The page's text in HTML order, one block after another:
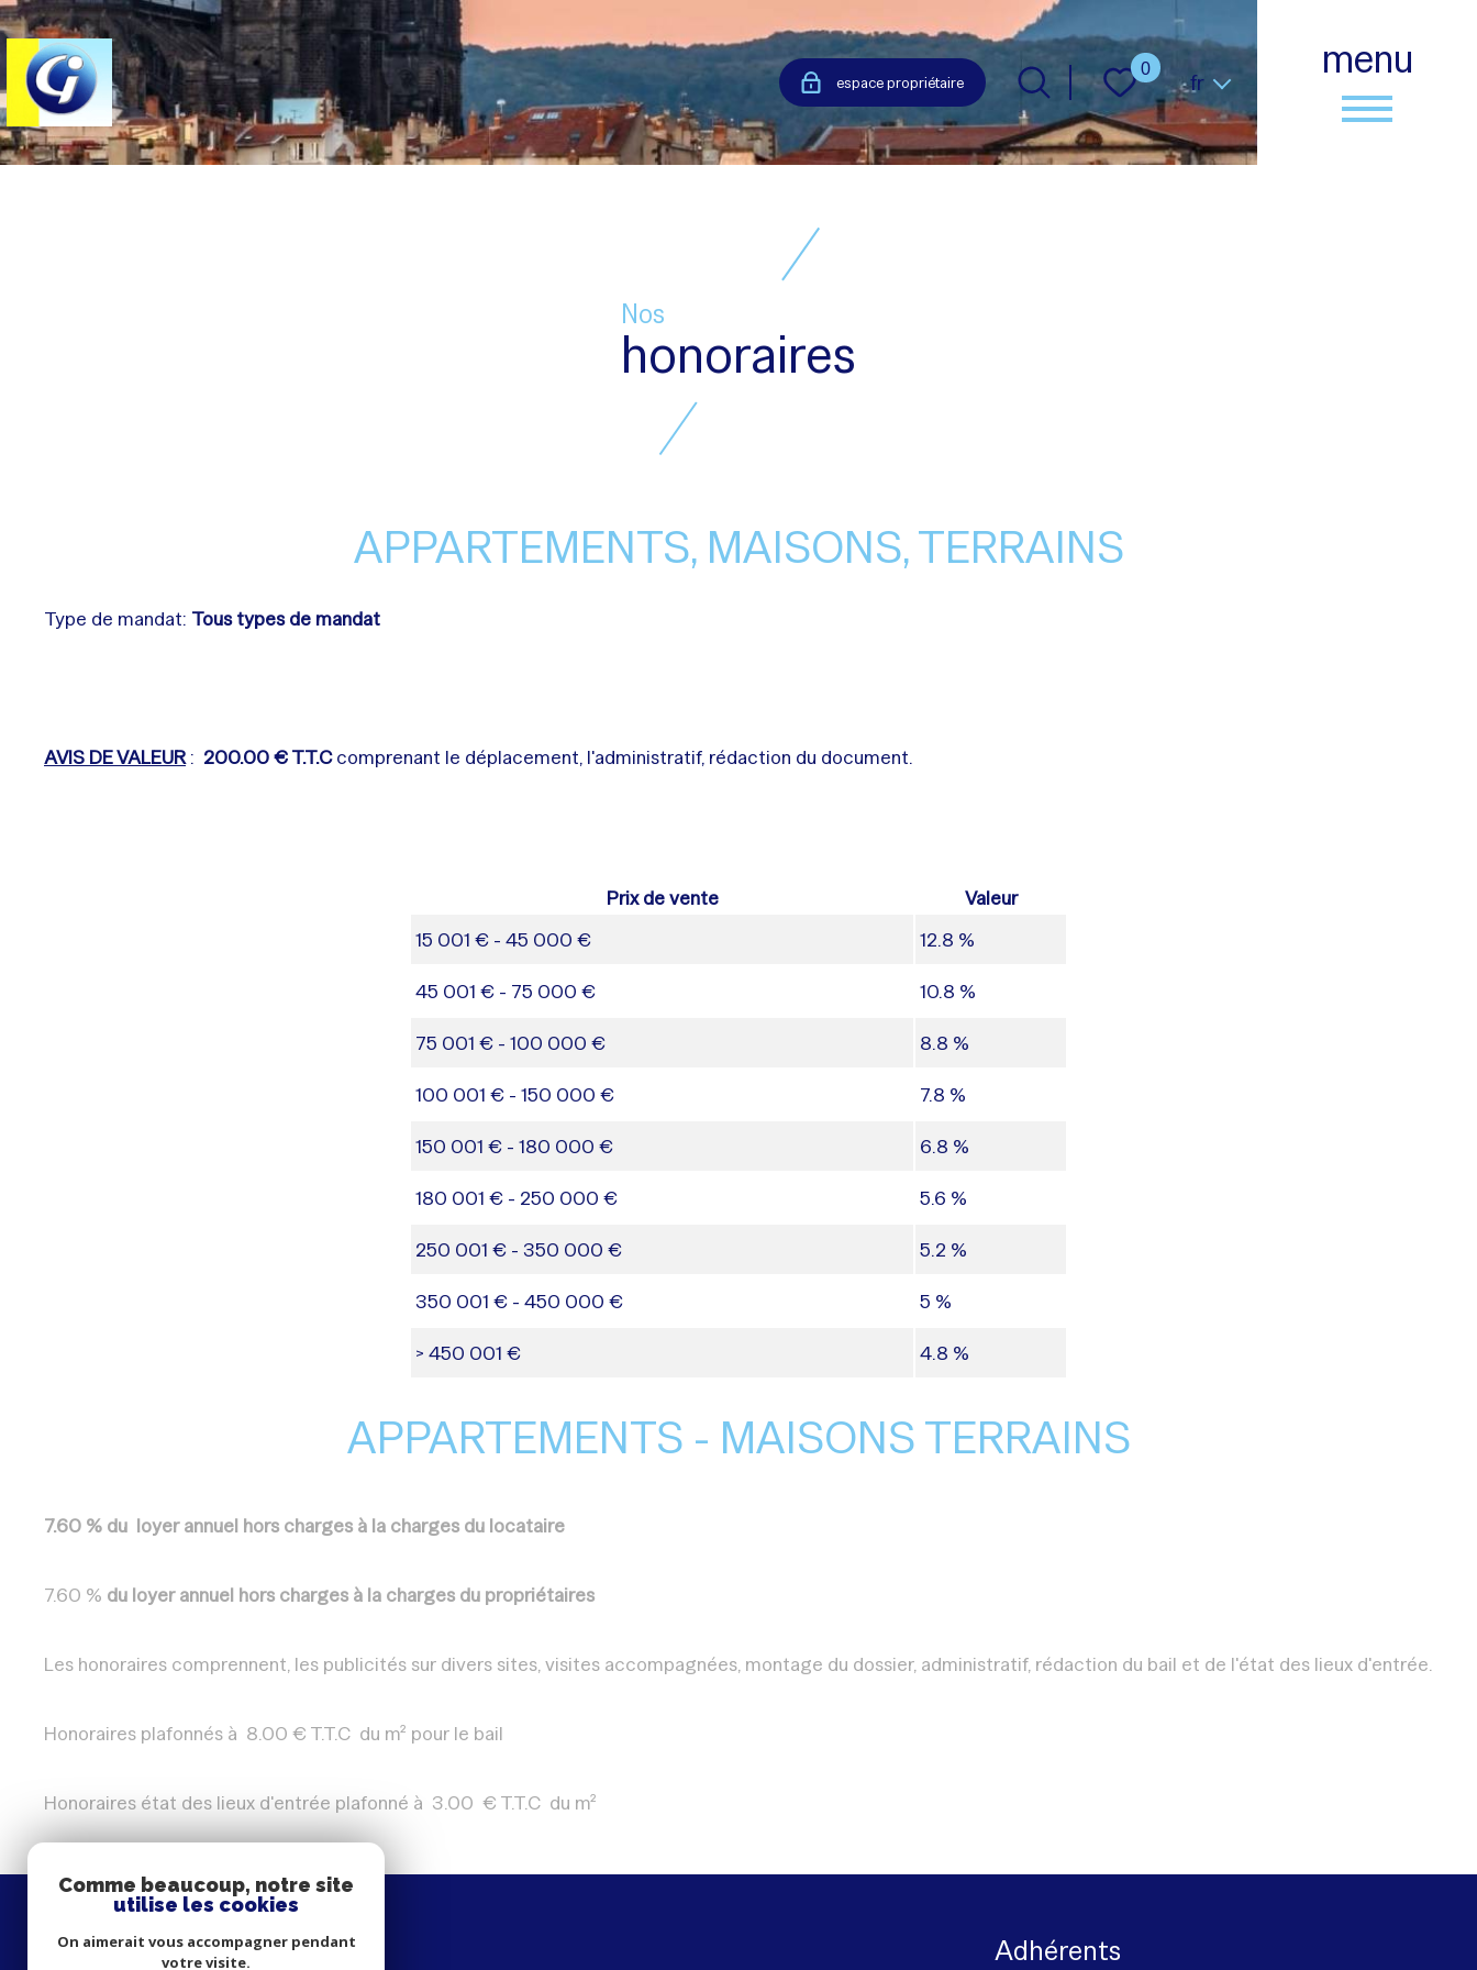
menu
espace propriétaire
0 Langue
fr
Nos
honoraires
APPARTEMENTS, MAISONS, TERRAINS
Type de mandat: Tous types de mandat
AVIS DE VALEUR: 200.00 € T.T.Ccomprenant le déplacement, l'administratif, rédaction du document.
Prix de vente
Valeur
15 001 € - 45 000 €
12.8 %
45 001 € - 75 000 € 10.8 %
75 001 € - 100 000 € 8.8 %
100 001 € - 150 000 € 7.8 %
150 001 € - 180 000 € 6.8 %
180 001 € - 250 000 € 5.6 %
250 001 € - 350 000 € 5.2 %
350 001 € - 450 000 € 5 %
> 450 001 € 4.8 %
APPARTEMENTS - MAISONS TERRAINS
7.60 % du loyer annuel hors charges à la charges du locataire
7.60 % du loyer annuel hors charges à la charges du propriétaires
Les honoraires comprennent, les publicités sur divers sites, visites accompagnées, montage du dossier, administratif, rédaction du bail et de l'état des lieux d'entrée.
Honoraires plafonnés à 8.00 € T.T.C du m² pour le bail
Honoraires état des lieux d'entrée plafonné à 3.00 € T.T.C du m²
Adhérents
Comme beaucoup, notre site
utilise les cookies
On aimerait vous accompagner pendant
votre visite.